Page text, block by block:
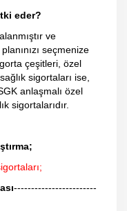
eder?
ve
seçmenize
çeşitleri, özel
sigortaları ise,
anlaşmalı özel
sigortalarıdır.
------------------------